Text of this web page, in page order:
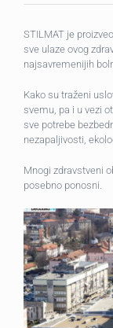
STILMAT je
sve ulaze ovog
najsavremenijih
Kako su traženi
svemu, pa i u vezi
sve potrebe
nezapaljivosti,
Mnogi zdravstveni
posebno ponosni.